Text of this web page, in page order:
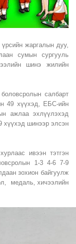
жаргалын дуу,
сумын сургууль
шинэ жилийн
салбарт
49 хүүхэд, ЕБС-ийн
ажлаа эхлүүлэхэд
хүүхэд шинээр элсэн
ивээн тэтгэн
1-3 4-6 7-9
зохион байгуулж
медаль, хичээлийн